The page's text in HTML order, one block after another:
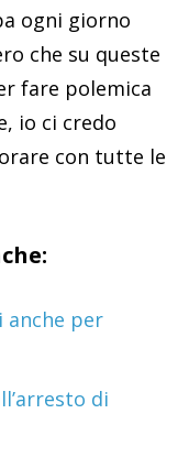
ogni giorno
che su queste
fare polemica
io ci credo
con tutte le
anche per
di